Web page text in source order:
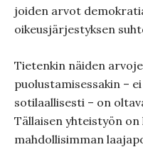
joiden arvot
oikeusjärjestyksen
Tietenkin näiden
puolustamisessakin –
sotilaallisesti – on
Tällaisen yhteistyön
mahdollisimman